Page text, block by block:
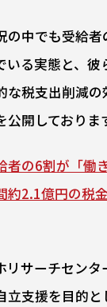
の中でも受給
いる実態と、彼
な税支出削減
開しておりま
者の6割が「働
約2.1億円の税
リサーチセン
立支援を目的と